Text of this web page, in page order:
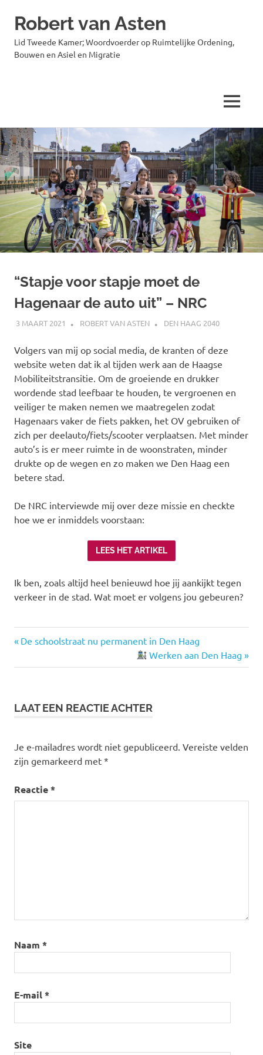
Ga
naar
de
inhoud
Robert van Asten
Lid Tweede Kamer; Woordvoerder op Ruimtelijke Ordening,
Bouwen en Asiel en Migratie
MENU
“Stapje voor stapje moet de
Hagenaar de auto uit” – NRC
3 MAART 2021 ROBERT VAN ASTEN DEN HAAG 2040
Volgers van mij op social media, de kranten of deze
website weten dat ik al tijden werk aan de Haagse
Mobiliteitstransitie. Om de groeiende en drukker
wordende stad leefbaar te houden, te vergroenen en
veiliger te maken nemen we maatregelen zodat
Hagenaars vaker de fiets pakken, het OV gebruiken of
zich per deelauto/fiets/scooter verplaatsen. Met minder
auto’s is er meer ruimte in de woonstraten, minder
drukte op de wegen en zo maken we Den Haag een
betere stad.
De NRC interviewde mij over deze missie en checkte
hoe we er inmiddels voorstaan:
LEES HET ARTIKEL
Ik ben, zoals altijd heel benieuwd hoe jij aankijkt tegen
verkeer in de stad. Wat moet er volgens jou gebeuren?
nrc
Bericht
navigatie
Vorige
De schoolstraat nu permanent in Den Haag
Volgende
bericht:
Werken aan Den Haag
LAAT EEN REACTIE ACHTER
Je e-mailadres wordt niet gepubliceerd. Vereiste velden
zijn gemarkeerd met *
Reactie*
Naam *
E-mail*
Site